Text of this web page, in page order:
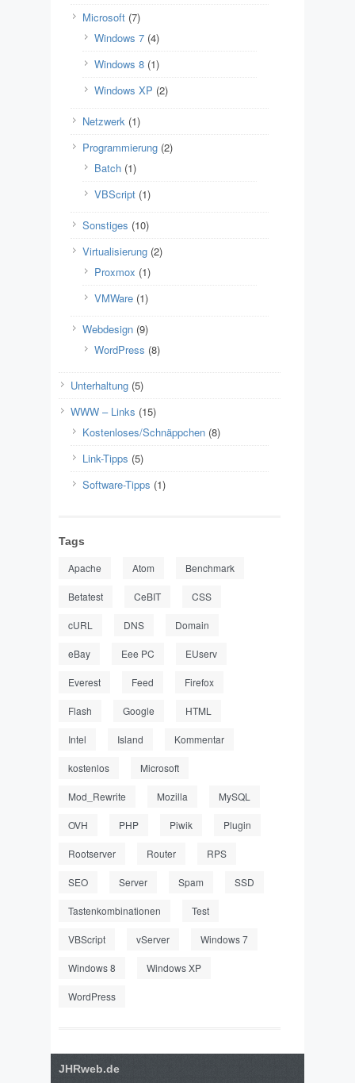
Microsoft (7)
Windows 7 (4)
Windows 8 (1)
Windows XP (2)
Netzwerk (1)
Programmierung (2)
Batch (1)
VBScript (1)
Sonstiges (10)
Virtualisierung (2)
Proxmox (1)
VMWare (1)
Webdesign (9)
WordPress (8)
Unterhaltung (5)
WWW – Links (15)
Kostenloses/Schnäppchen (8)
Link-Tipps (5)
Software-Tipps (1)
Tags
Apache Atom Benchmark
Betatest CeBIT CSS
cURL DNS Domain
eBay Eee PC EUserv
Everest Feed Firefox
Flash Google HTML
Intel Island Kommentar
kostenlos Microsoft
Mod_Rewrite Mozilla MySQL
OVH PHP Piwik Plugin
Rootserver Router RPS
SEO Server Spam SSD
Tastenkombinationen Test
VBScript vServer Windows 7
Windows 8 Windows XP
WordPress
JHRweb.de